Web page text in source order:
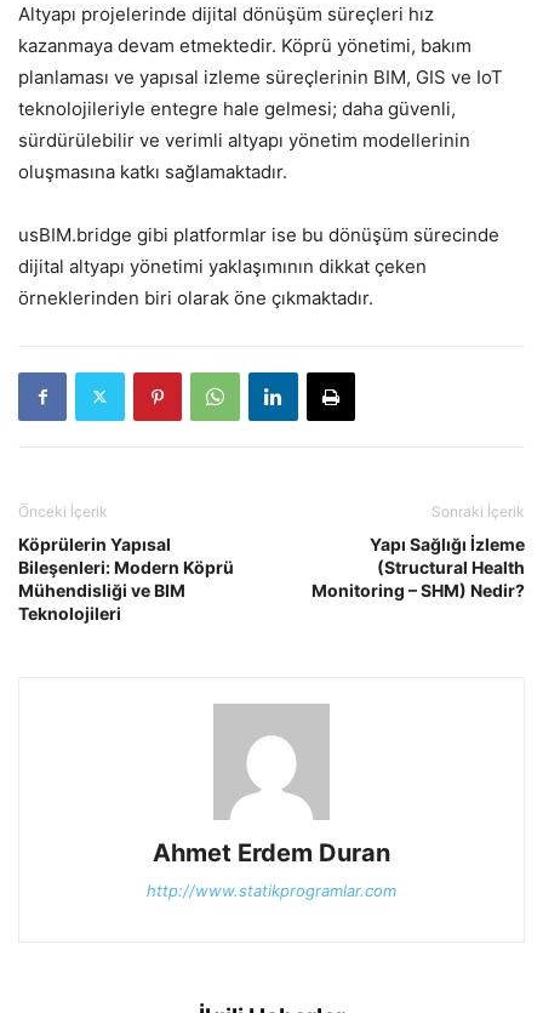
Altyapı projelerinde dijital dönüşüm süreçleri hız
kazanmaya devam etmektedir. Köprü yönetimi, bakım
planlaması ve yapısal izleme süreçlerinin BIM, GIS ve IoT
teknolojileriyle entegre hale gelmesi; daha güvenli,
sürdürülebilir ve verimli altyapı yönetim modellerinin
oluşmasına katkı sağlamaktadır.
usBIM.bridge gibi platformlar ise bu dönüşüm sürecinde
dijital altyapı yönetimi yaklaşımının dikkat çeken
örneklerinden biri olarak öne çıkmaktadır.
Önceki İçerik
Köprülerin Yapısal
Bileşenleri: Modern Köprü
Mühendisliği ve BIM
Teknolojileri
Sonraki İçerik
Yapı Sağlığı İzleme
(Structural Health
Monitoring – SHM) Nedir?
Ahmet Erdem Duran
http://www.statikprogramlar.com